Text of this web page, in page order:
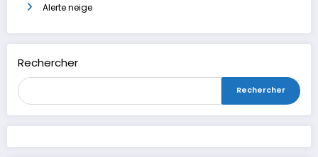
Alerte neige
Rechercher
Rechercher